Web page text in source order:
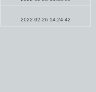
2022-02-26 14:24:42